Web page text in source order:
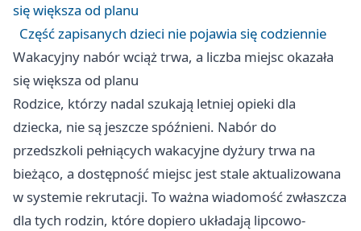
się większa od planu
Część zapisanych dzieci nie pojawia się codziennie
Wakacyjny nabór wciąż trwa, a liczba miejsc okazała
się większa od planu
Rodzice, którzy nadal szukają letniej opieki dla
dziecka, nie są jeszcze spóźnieni. Nabór do
przedszkoli pełniących wakacyjne dyżury trwa na
bieżąco, a dostępność miejsc jest stale aktualizowana
w systemie rekrutacji. To ważna wiadomość zwłaszcza
dla tych rodzin, które dopiero układają lipcowo-